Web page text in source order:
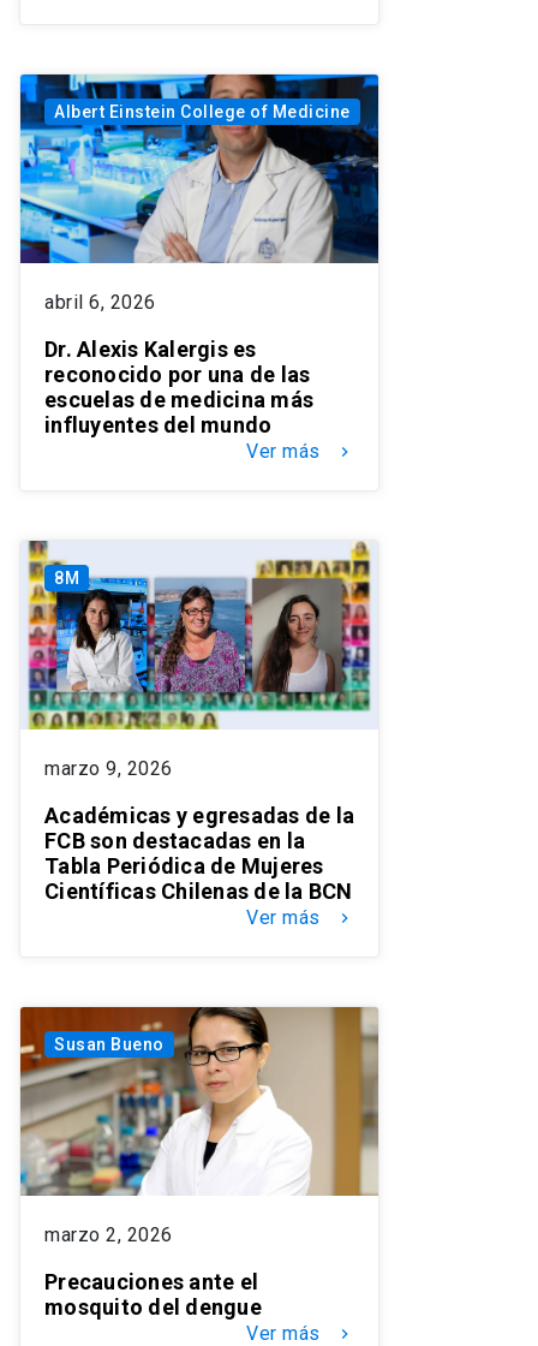
Albert Einstein College of Medicine
abril 6, 2026
Dr. Alexis Kalergis es
reconocido por una de las
escuelas de medicina más
influyentes del mundo
Ver más keyboard_arrow_right
8M
marzo 9, 2026
Académicas y egresadas de la
FCB son destacadas en la
Tabla Periódica de Mujeres
Científicas Chilenas de la BCN
Ver más keyboard_arrow_right
Susan Bueno
marzo 2, 2026
Precauciones ante el
mosquito del dengue
Ver más keyboard_arrow_right